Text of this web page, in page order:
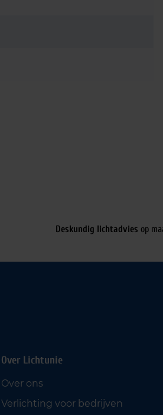
Deskundig lichtadvies op
Over Lichtunie
Over ons
Verlichting voor bedrijven